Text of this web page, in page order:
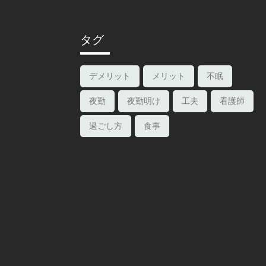
タグ
デメリット メリット 不眠
夜勤 夜勤明け 工夫 看護師
過ごし方 食事